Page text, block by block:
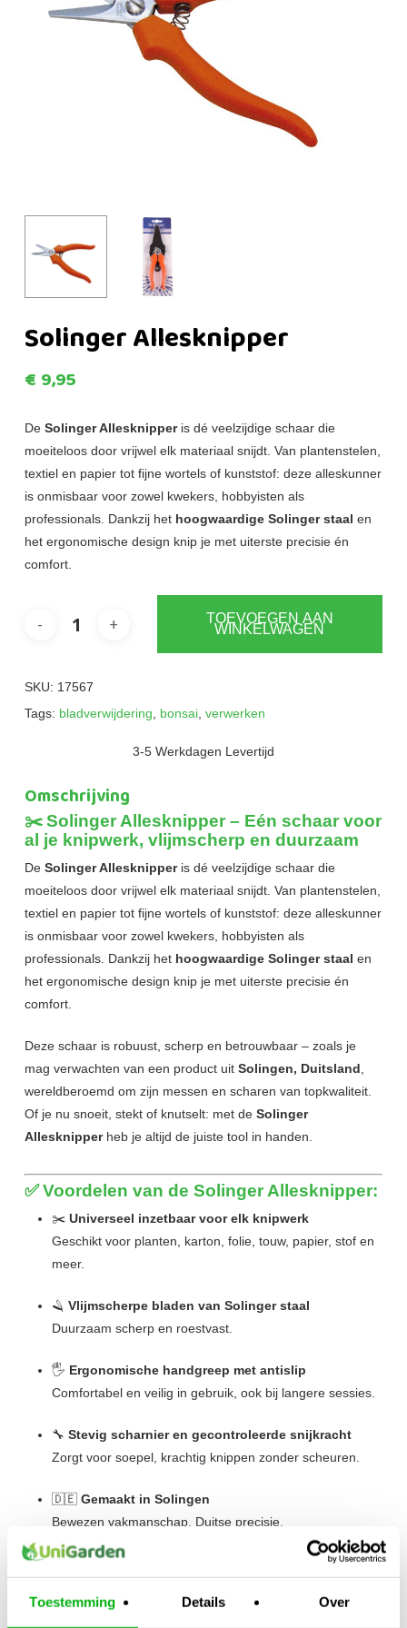
Toestemming Details Over
Solinger Allesknipper
€ 9,95
De Solinger Allesknipperis dé veelzijdige schaar die
moeiteloos door vrijwel elk materiaal snijdt. Van plantenstelen,
textiel en papier tot fijne wortels of kunststof: deze alleskunner
is onmisbaar voor zowel kwekers, hobbyisten als
professionals. Dankzij het hoogwaardige Solinger staal en
het ergonomische design knip je met uiterste precisie én
comfort.
TOEVOEGEN AAN
WINKELWAGEN
SKU: 17567
Tags: bladverwijdering, bonsai, verwerken
3-5 Werkdagen Levertijd
Omschrijving
✂️Solinger Allesknipper – Eén schaar voor
al je knipwerk, vlijmscherp en duurzaam
De Solinger Allesknipperis dé veelzijdige schaar die
moeiteloos door vrijwel elk materiaal snijdt. Van plantenstelen,
textiel en papier tot fijne wortels of kunststof: deze alleskunner
is onmisbaar voor zowel kwekers, hobbyisten als
professionals. Dankzij het hoogwaardige Solinger staal en
het ergonomische design knip je met uiterste precisie én
comfort.
Deze schaar is robuust, scherp en betrouwbaar – zoals je
mag verwachten van een product uit Solingen, Duitsland,
wereldberoemd om zijn messen en scharen van topkwaliteit.
Of je nu snoeit, stekt of knutselt: met de Solinger
Allesknipperheb je altijd de juiste tool in handen.
✅Voordelen van de Solinger Allesknipper:
✂️ Universeel inzetbaar voor elk knipwerk
Geschikt voor planten, karton, folie, touw, papier, stof en
meer.
🪒 Vlijmscherpe bladen van Solinger staal
Duurzaam scherp en roestvast.
🖐️ Ergonomische handgreep met antislip
Comfortabel en veilig in gebruik, ook bij langere sessies.
🔧 Stevig scharnier en gecontroleerde snijkracht
Zorgt voor soepel, krachtig knippen zonder scheuren.
🇩🇪 Gemaakt in Solingen
Bewezen vakmanschap, Duitse precisie.
category/accessoires/verwerking-en-bescherming/